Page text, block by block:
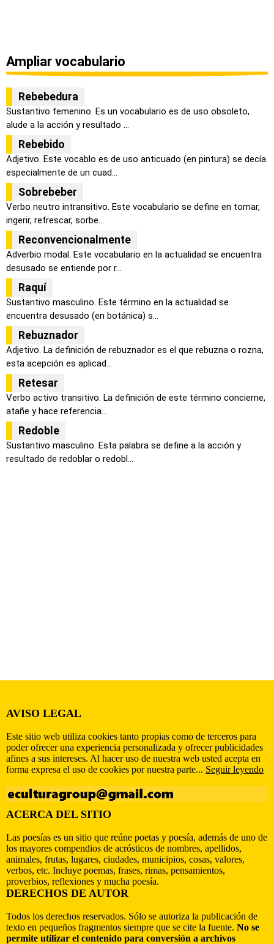
Ampliar vocabulario
Rebebedura
Sustantivo femenino. Es un vocabulario es de uso obsoleto,
alude a la acción y resultado ...
Rebebido
Adjetivo. Este vocablo es de uso anticuado (en pintura) se decía
especialmente de un cuad...
Sobrebeber
Verbo neutro intransitivo. Este vocabulario se define en tomar,
ingerir, refrescar, sorbe...
Reconvencionalmente
Adverbio modal. Este vocabulario en la actualidad se encuentra
desusado se entiende por r...
Raquí
Sustantivo masculino. Este término en la actualidad se
encuentra desusado (en botánica) s...
Rebuznador
Adjetivo. La definición de rebuznador es el que rebuzna o rozna,
esta acepción es aplicad...
Retesar
Verbo activo transitivo. La definición de este término concierne,
atañe y hace referencia...
Redoble
Sustantivo masculino. Esta palabra se define a la acción y
resultado de redoblar o redobl...
AVISO LEGAL
Este sitio web utiliza cookies tanto propias como de terceros para
poder ofrecer una experiencia personalizada y ofrecer publicidades
afines a sus intereses. Al hacer uso de nuestra web usted acepta en
forma expresa el uso de cookies por nuestra parte... Seguir leyendo
ACERCA DEL SITIO
Las poesías es un sitio que reúne poetas y poesía, además de uno de
los mayores compendios de acrósticos de nombres, apellidos,
animales, frutas, lugares, ciudades, municipios, cosas, valores,
verbos, etc. Incluye poemas, frases, rimas, pensamientos,
proverbios, reflexiones y mucha poesía.
DERECHOS DE AUTOR
Todos los derechos reservados. Sólo se autoriza la publicación de
texto en pequeños fragmentos siempre que se cite la fuente. No se
permite utilizar el contenido para conversión a archivos